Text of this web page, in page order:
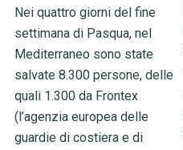
Nei quattro giorni del fine
settimana di Pasqua, nel
Mediterraneo sono state
salvate 8.300 persone, delle
quali 1.300 da Frontex
(l’agenzia europea delle
guardie di costiera e di